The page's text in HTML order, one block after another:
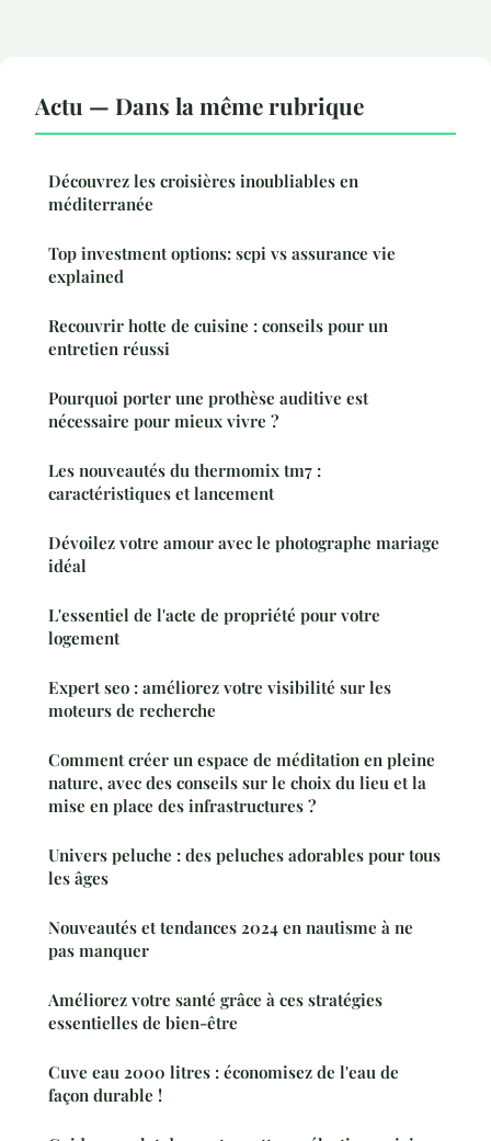
Actu — Dans la même rubrique
Découvrez les croisières inoubliables en
méditerranée
Top investment options: scpi vs assurance vie
explained
Recouvrir hotte de cuisine : conseils pour un
entretien réussi
Pourquoi porter une prothèse auditive est
nécessaire pour mieux vivre ?
Les nouveautés du thermomix tm7 :
caractéristiques et lancement
Dévoilez votre amour avec le photographe mariage
idéal
L'essentiel de l'acte de propriété pour votre
logement
Expert seo : améliorez votre visibilité sur les
moteurs de recherche
Comment créer un espace de méditation en pleine
nature, avec des conseils sur le choix du lieu et la
mise en place des infrastructures ?
Univers peluche : des peluches adorables pour tous
les âges
Nouveautés et tendances 2024 en nautisme à ne
pas manquer
Améliorez votre santé grâce à ces stratégies
essentielles de bien-être
Cuve eau 2000 litres : économisez de l'eau de
façon durable !